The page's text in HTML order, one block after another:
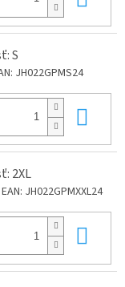
S
JH022GPMS24
2XL
EAN: JH022GPMXXL24